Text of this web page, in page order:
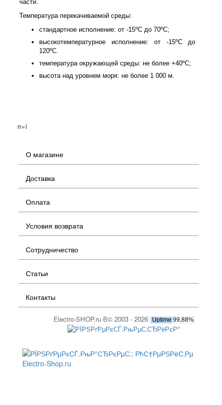
части.
Температура перекачиваемой среды:
стандартное исполнение: от -15ºС до 70ºС;
высокотемпературное исполнение: от -15ºС до
120ºС.
температура окружающей среды: не более +40ºС;
высота над уровнем моря: не более 1 000 м.
п»ї
О магазине
Доставка
Оплата
Условия возврата
Сотрудничество
Статьи
Контакты
Electro-SHOP.ru В© 2003 - 2026